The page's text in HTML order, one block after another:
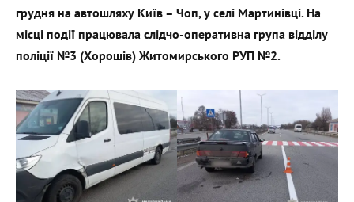
грудня на автошляху Київ – Чоп, у селі Мартинівці. На
місці події працювала слідчо-оперативна група відділу
поліції №3 (Хорошів) Житомирського РУП №2.